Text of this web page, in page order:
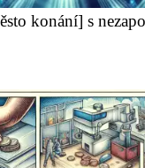
konání] s